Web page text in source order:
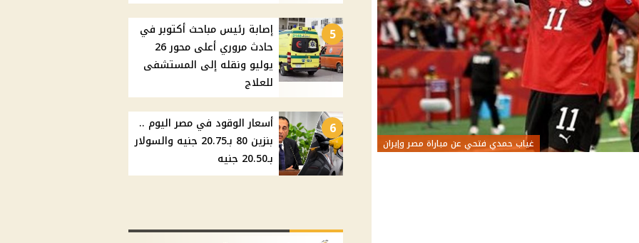
غياب حمدي فتحي عن مباراة مصر وإيران
5
إصابة رئيس مباحث أكتوبر في
حادث مروري أعلى محور 26
يوليو ونقله إلى المستشفى
للعلاج
6
أسعار الوقود في مصر اليوم ..
بنزين 80 بـ20.75 جنيه والسولار
بـ20.50 جنيه